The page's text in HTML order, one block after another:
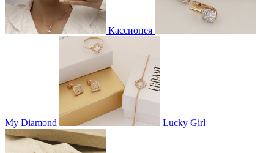
Кассиопея
My Diamond Lucky Girl